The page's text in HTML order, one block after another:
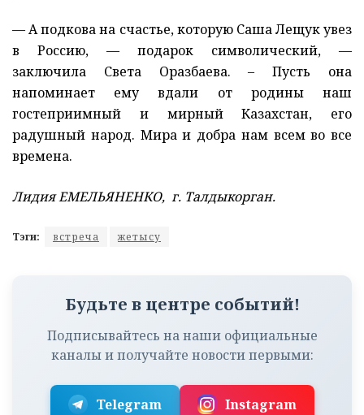
— А подкова на счастье, которую Саша Лещук увез
в Россию, — подарок символический, —
заключила Света Оразбаева. – Пусть она
напоминает ему вдали от родины наш
гостеприимный и мирный Казахстан, его
радушный народ. Мира и добра нам всем во все
времена.
Лидия ЕМЕЛЬЯНЕНКО, г. Талдыкорган.
Тэги: встреча жетысу
Будьте в центре событий!
Подписывайтесь на наши официальные
каналы и получайте новости первыми:
Telegram Instagram